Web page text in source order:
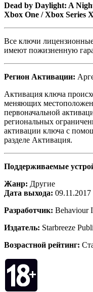
Dead by Daylight: A
Xbox One / Xbox Series
Все ключи
имеют пожизненную
Регион Активации:
Активация ключа
меняющих
первоначальной
региональных
активации ключа с
разделе Активация.
Поддерживаемые
Жанр: Другие
Дата выхода: 09.11.2017
Разработчик: Behaviour
Издатель: Starbreeze
Возрастной рейтинг: